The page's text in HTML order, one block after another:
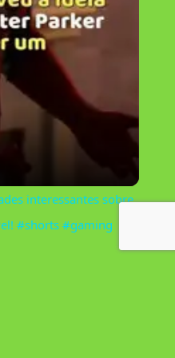
interessantes sobre
#shorts #gaming